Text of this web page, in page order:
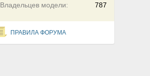
787
Владельцев модели:
ПРАВИЛА ФОРУМА